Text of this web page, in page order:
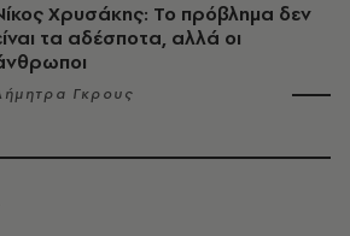
Χρυσάκης: Το πρόβλημα δεν
τα αδέσποτα, αλλά οι
Γκρους